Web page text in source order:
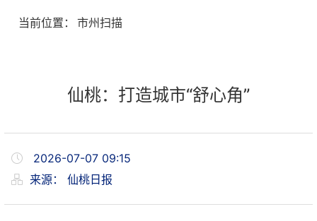
当前位置： 市州扫描
仙桃：打造城市“舒心角”
2026-07-07 09:15
来源： 仙桃日报